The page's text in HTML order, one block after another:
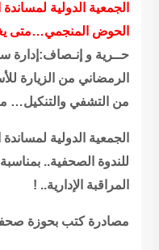
الجمعية الدولية
الحوض المنجمي…متى
حــرية و إنـصاف:إدارة
الرمضاني من الزيارة
من التشفي والتنكيل…
الجمعية الدولية
للندوة الصحفية..
المراقبة الإدارية.. !
مصادرة كتب بحوزة